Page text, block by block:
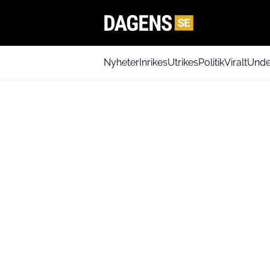
NyheterInrikesUtrikesPolitikViralt